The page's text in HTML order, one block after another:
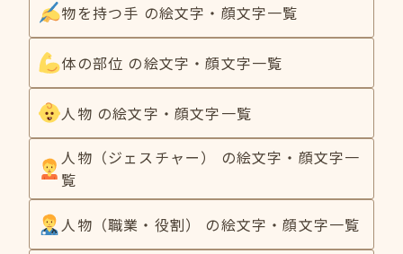
物を持つ手 の絵文字・顔文字一覧
体の部位 の絵文字・顔文字一覧
人物 の絵文字・顔文字一覧
人物（ジェスチャー） の絵文字・顔文字一
覧
人物（職業・役割） の絵文字・顔文字一覧